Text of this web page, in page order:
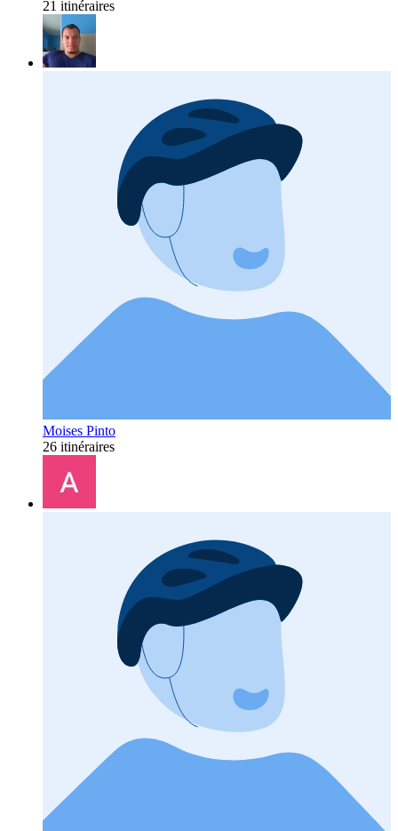
21 itinéraires
Moises Pinto
26 itinéraires